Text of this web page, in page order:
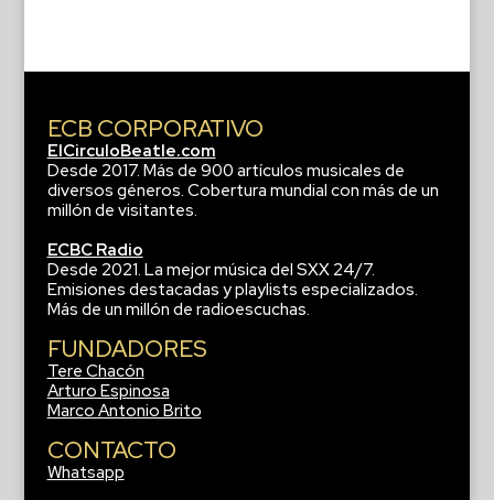
ECB CORPORATIVO
ElCirculoBeatle.com
Desde 2017. Más de 900 artículos musicales de
diversos géneros. Cobertura mundial con más de un
millón de visitantes.
ECBC Radio
Desde 2021. La mejor música del SXX 24/7.
Emisiones destacadas y playlists especializados.
Más de un millón de radioescuchas.
FUNDADORES
Tere Chacón
Arturo Espinosa
Marco Antonio Brito
CONTACTO
Whatsapp